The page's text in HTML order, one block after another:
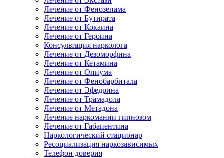
Лечение от Фенозепама
Лечение от Бутирата
Лечение от Кокаина
Лечение от Героина
Консультация нарколога
Лечение от Дезоморфина
Лечение от Кетамина
Лечение от Опиума
Лечение от Фенобарбитала
Лечение от Эфедрина
Лечение от Трамадола
Лечение от Метадона
Лечение наркомании гипнозом
Лечение от Габапентина
Наркологический стационар
Ресоциализация наркозависимых
Телефон доверия